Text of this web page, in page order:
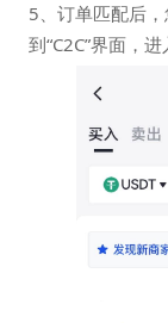
5、订单匹配后
到“C2C”界面，